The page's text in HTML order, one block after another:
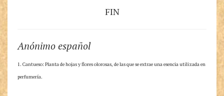
FIN
Anónimo español
1. Cantueso: Planta de hojas y flores olorosas, de las que se extrae una esencia utilizada en
perfumería.